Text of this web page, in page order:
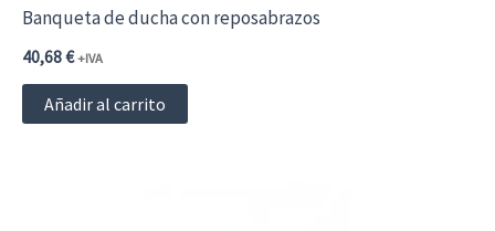
Banqueta de ducha con reposabrazos
40,68€ +IVA
Añadir al carrito